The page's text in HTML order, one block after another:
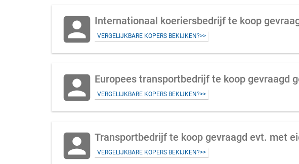
account_box Internationaal koeriersbedrijf te koop
VERGELIJKBARE KOPERS BEKIJKEN?>>
account_box Europees transportbedrijf te koop gevraagd
VERGELIJKBARE KOPERS BEKIJKEN?>>
account_box Transportbedrijf te koop gevraagd evt. met
VERGELIJKBARE KOPERS BEKIJKEN?>>